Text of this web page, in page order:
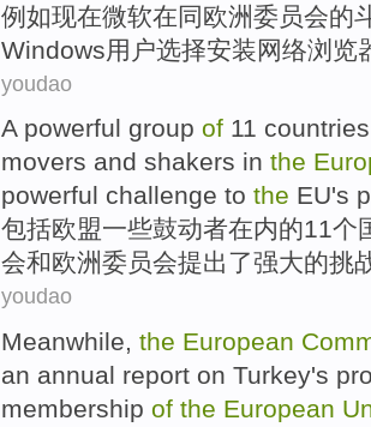
例如现在微软在同欧洲委员会的
Windows用户选择安装网络浏览
youdao
A powerful group of 11 countries
movers and shakers in the
powerful challenge to the EU's
包括欧盟一些鼓动者在内的11个
会和欧洲委员会提出了强大的挑
youdao
Meanwhile, the European
an annual report on Turkey's
membership of the European